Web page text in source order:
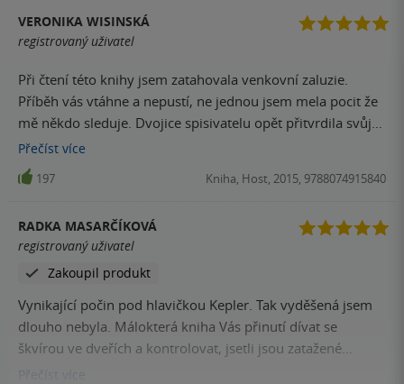
VERONIKA WISINSKÁ
registrovaný uživatel
Při čtení této knihy jsem zatahovala venkovní zaluzie.
Příběh vás vtáhne a nepustí, ne jednou jsem mela pocit že
mě někdo sleduje. Dvojice spisivatelu opět přitvrdila svůj
um.
Přečíst více
197 Kniha, Host, 2015, 9788074915840
RADKA MASARČÍKOVÁ
registrovaný uživatel
Zakoupil produkt
Vynikající počin pod hlavičkou Kepler. Tak vyděšená jsem
dlouho nebyla. Málokterá kniha Vás přinutí dívat se
škvírou ve dveřích a kontrolovat, jsetli jsou zatažené
závěsy.
Přečíst